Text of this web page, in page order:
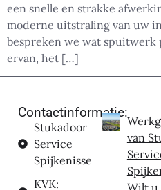
een snelle en strakke
moderne uitstraling van uw
bespreken we wat spuitwerk
ervan, het […]
Contactinformatie:
Stukadoor
Service
Spijkenisse
KVK:
van